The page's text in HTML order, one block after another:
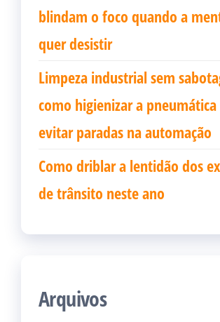
blindam o foco quando a
quer desistir
Limpeza industrial sem
como higienizar a pneumática
evitar paradas na automação
Como driblar a lentidão dos
de trânsito neste ano
Arquivos